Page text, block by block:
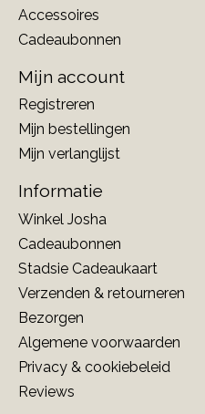
Accessoires
Cadeaubonnen
Mijn account
Registreren
Mijn bestellingen
Mijn verlanglijst
Informatie
Winkel Josha
Cadeaubonnen
Stadsie Cadeaukaart
Verzenden & retourneren
Bezorgen
Algemene voorwaarden
Privacy & cookiebeleid
Reviews